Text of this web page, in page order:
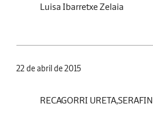
Luisa Ibarretxe Zelaia
22 de abril de 2015
RECAGORRI URETA,SERAFIN